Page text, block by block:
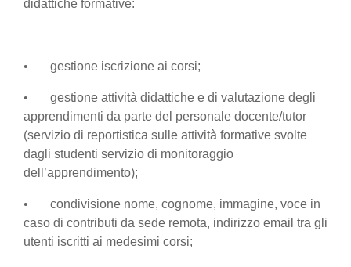
didattiche formative:
• gestione iscrizione ai corsi;
• gestione attività didattiche e di valutazione degli
apprendimenti da parte del personale docente/tutor
(servizio di reportistica sulle attività formative svolte
dagli studenti servizio di monitoraggio
dell’apprendimento);
• condivisione nome, cognome, immagine, voce in
caso di contributi da sede remota, indirizzo email tra gli
utenti iscritti ai medesimi corsi;